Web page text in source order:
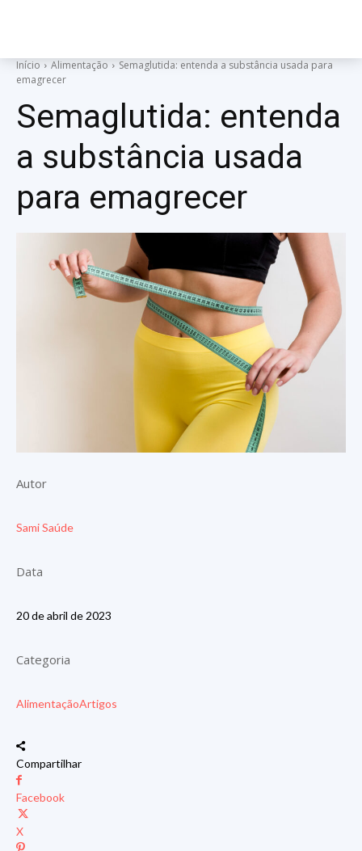
Início Alimentação
Semaglutida: entenda a substância usada para
emagrecer
Semaglutida: entenda
a substância usada
para emagrecer
Autor
Sami Saúde
Data
20 de abril de 2023
Categoria
AlimentaçãoArtigos
Compartilhar
Facebook
X